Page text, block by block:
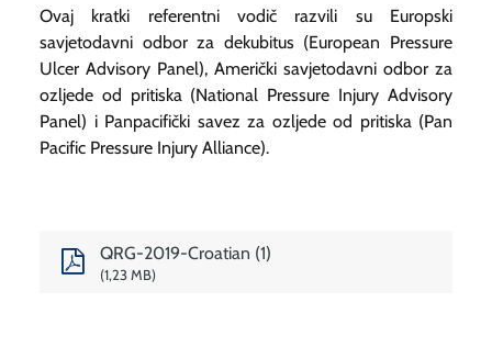
Ovaj kratki referentni vodič razvili su Europski
savjetodavni odbor za dekubitus (European Pressure
Ulcer Advisory Panel), Američki savjetodavni odbor za
ozljede od pritiska (National Pressure Injury Advisory
Panel) i Panpacifički savez za ozljede od pritiska (Pan
Pacific Pressure Injury Alliance).
QRG-2019-Croatian (1)
1,23 MB